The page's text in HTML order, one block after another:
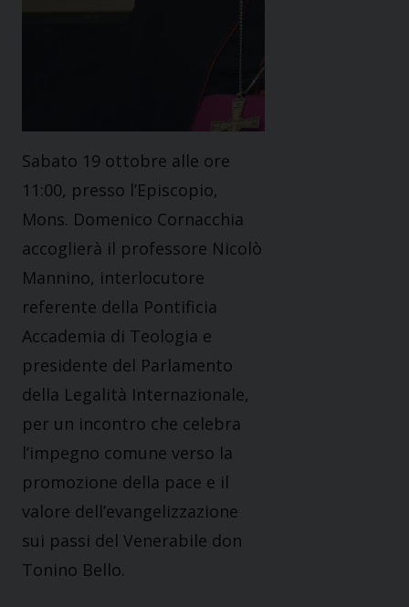
Sabato 19 ottobre alle ore
11:00, presso l’Episcopio,
Mons. Domenico Cornacchia
accoglierà il professore Nicolò
Mannino, interlocutore
referente della Pontificia
Accademia di Teologia e
presidente del Parlamento
della Legalità Internazionale,
per un incontro che celebra
l’impegno comune verso la
promozione della pace e il
valore dell’evangelizzazione
sui passi del Venerabile don
Tonino Bello.